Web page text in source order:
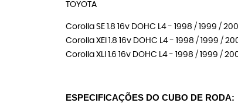
TOYOTA
Corolla SE 1.8 16v DOHC L4 - 1998 / 1999 /
Corolla XEI 1.8 16v DOHC L4 - 1998 / 1999 /
Corolla XLI 1.6 16v DOHC L4 - 1998 / 1999 /
ESPECIFICAÇÕES DO CUBO DE RODA: